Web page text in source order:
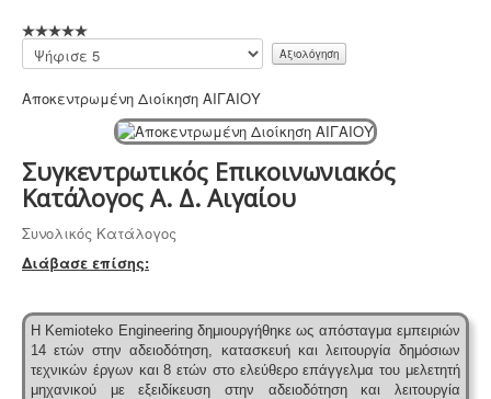
Μελέτη περιβαλλοντικών επιπτώσεων -
περισσότερα είδη επιχειρήσεων προκειμένου να
εγκατασταθούν ή συνεχίσουν να λειτουργούν
εκδίδεται μετά από την έγκριση της σχετικής μελέτης
περιβαλλοντικών επιπτώσεων.
Ανελκυστήρες προσώπων -
επιτρέπεται μετά από σύνταξη μελέτης - σχεδιων
ανελκυστήρα, συντήρησης, πιστοποίησης και έκδοσης
βεβαίωσης καταχώρησης στην αρμόδια υπηρεσία.
Παρακαλώ
αξιολογήστε
Αποκεντρωμένη Διοίκηση ΑΙΓΑΙΟΥ
Συγκεντρωτικός Επικοινωνιακός
Κατάλογος Α. Δ. Αιγαίου
Συνολικός Κατάλογος
Διάβασε επίσης:
Η Kemioteko Engineering δημιουργήθηκε ως απόσταγμα εμπειριών
14 ετών στην αδειοδότηση, κατασκευή και λειτουργία δημόσιων
τεχνικών έργων και 8 ετών στο ελεύθερο επάγγελμα του μελετητή
μηχανικού με εξειδίκευση στην αδειοδότηση και λειτουργία